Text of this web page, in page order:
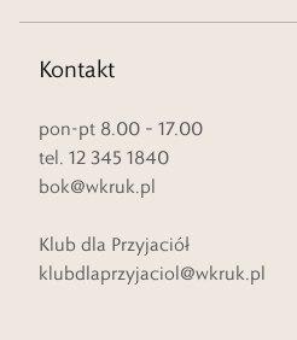
Kontakt
pon-pt 8.00 – 17.00
tel. 12 345 1840
bok@wkruk.pl
Klub dla Przyjaciół
klubdlaprzyjaciol@wkruk.pl